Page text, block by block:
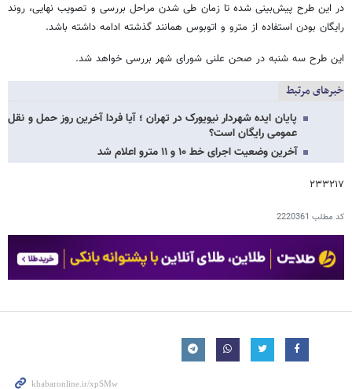
در این طرح پیش‌بینی شده تا زمان طی شدن مراحل بررسی و تصویب نهایی، روند
رایگان بودن استفاده از مترو و اتوبوس همانند گذشته ادامه داشته باشد.
این طرح سه ‌شنبه در صحن علنی شورای شهر بررسی خواهد شد.
خبرهای مرتبط
پایان ایده شهردار نیویورک در تهران ؛ آیا فردا آخرین روز حمل و نقل
عمومی رایگان است؟
آخرین وضعیت اجرای خط ۱۰ و ۱۱ مترو اعلام شد
۲۳۳۲۱۷
کد مطلب 2220361